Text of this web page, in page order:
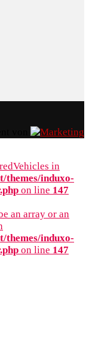
in
themes/induxo-
on line 147
an array or an
themes/induxo-
on line 147